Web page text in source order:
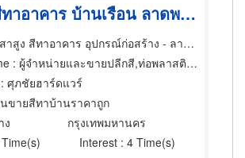
ร้านขายสีทาอาคาร บ้านเรือน ลาดพร้าว
จำหน่ายสีทาเสาสูง สีทาอาคาร อุปกรณ์ก่อสร้าง - ลาดพร้าว
: ผู้จำหน่ายและขายปลีกสี,ท่อพลาสติก,ท่อและอุปกรณ์ข้อต่อ
: ศุภชัยฮาร์ดแวร์
ขายสีทาบ้านราคาถูก
ง
กรุงเทพมหานคร
Interest : 4 Time(s)